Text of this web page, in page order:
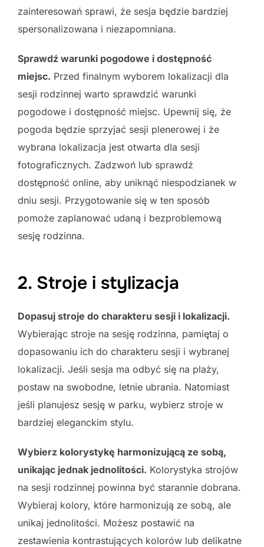
zainteresowań sprawi, że sesja będzie bardziej
spersonalizowana i niezapomniana.
Sprawdź warunki pogodowe i dostępność
miejsc. Przed finalnym wyborem lokalizacji dla
sesji rodzinnej warto sprawdzić warunki
pogodowe i dostępność miejsc. Upewnij się, że
pogoda będzie sprzyjać sesji plenerowej i że
wybrana lokalizacja jest otwarta dla sesji
fotograficznych. Zadzwoń lub sprawdź
dostępność online, aby uniknąć niespodzianek w
dniu sesji. Przygotowanie się w ten sposób
pomoże zaplanować udaną i bezproblemową
sesję rodzinna.
2. Stroje i stylizacja
Dopasuj stroje do charakteru sesji i lokalizacji.
Wybierając stroje na sesję rodzinna, pamiętaj o
dopasowaniu ich do charakteru sesji i wybranej
lokalizacji. Jeśli sesja ma odbyć się na plaży,
postaw na swobodne, letnie ubrania. Natomiast
jeśli planujesz sesję w parku, wybierz stroje w
bardziej eleganckim stylu.
Wybierz kolorystykę harmonizującą ze sobą,
unikając jednak jednolitości. Kolorystyka strojów
na sesji rodzinnej powinna być starannie dobrana.
Wybieraj kolory, które harmonizują ze sobą, ale
unikaj jednolitości. Możesz postawić na
zestawienia kontrastujących kolorów lub delikatne